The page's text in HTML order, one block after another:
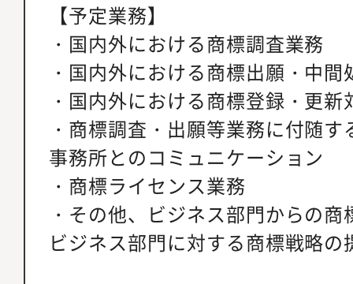
【予定業務】
・国内外における商標調査業務
・国内外における商標出願・中
・国内外における商標登録・更新
・商標調査・出願等業務に付随
事務所とのコミュニケーション
・商標ライセンス業務
・その他、ビジネス部門からの
ビジネス部門に対する商標戦略の